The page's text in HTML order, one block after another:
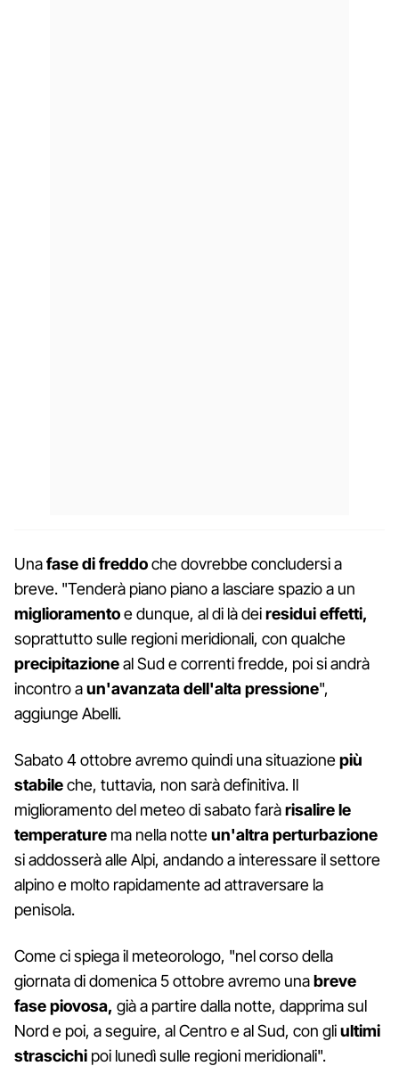
Unafase di freddoche dovrebbe concludersi a
breve. "Tenderà piano piano a lasciare spazio a un
miglioramentoe dunque, al di là deiresiduieffetti,
soprattutto sulle regioni meridionali, con qualche
precipitazioneal Sud e correnti fredde, poi si andrà
incontro aun'avanzata dell'alta pressione",
aggiunge Abelli.
Sabato 4 ottobre avremo quindi una situazionepiù
stabileche, tuttavia, non sarà definitiva. Il
miglioramento del meteo di sabato faràrisalire le
temperature ma nella notteun'altra perturbazione
si addosserà alle Alpi, andando a interessare il settore
alpino e molto rapidamente ad attraversare la
penisola.
Come ci spiega il meteorologo, "nel corso della
giornata di domenica 5 ottobre avremo unabreve
fase piovosa, già a partire dalla notte, dapprima sul
Nord e poi, a seguire, al Centro e al Sud, con gliultimi
strascichi poi lunedì sulle regioni meridionali".